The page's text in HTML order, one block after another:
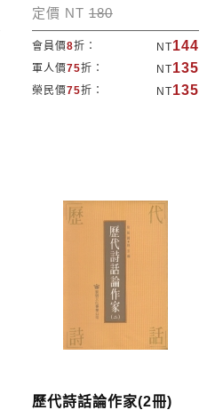
定價 NT 180
會員價8折： NT144
軍人價75折： NT135
榮民價75折： NT135
歷代詩話論作家(2冊)